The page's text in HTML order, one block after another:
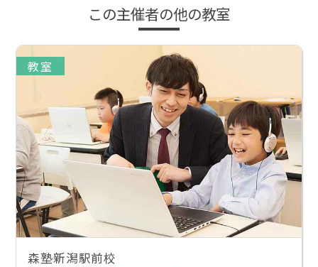
この主催者の他の教室
教室
森塾新潟駅前校